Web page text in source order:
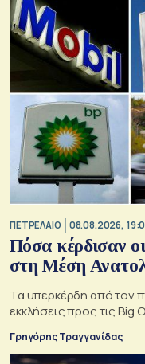
ΠΕΤΡΕΛΑΙΟ 08.08.2026,
Πόσα κέρδισαν
στη Μέση
Τα υπερκέρδη από τον
εκκλήσεις προς τις Big
Γρηγόρης Τραγγανίδας